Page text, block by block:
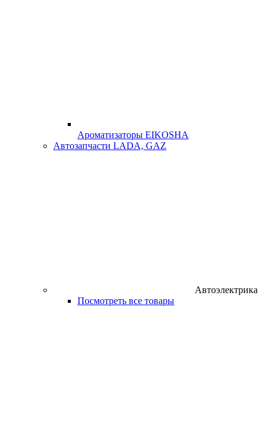
Ароматизаторы EIKOSHA
Автозапчасти LADA, GAZ
Автоэлектрика
Посмотреть все товары